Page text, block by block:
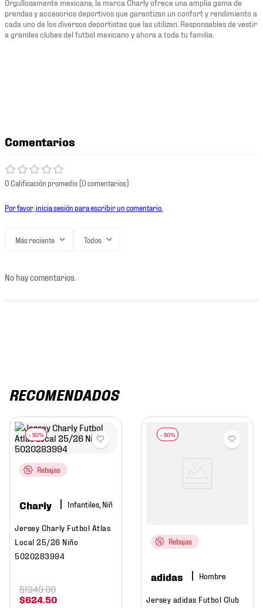
Orgullosamente mexicana, la marca Charly ofrece una amplia gama de
prendas y accesorios deportivos que garantizan un confort y rendimiento a
cada uno de los diversos deportistas que las utilizan. Responsables de vestir
a grandes clubes del futbol mexicano y ahora a toda tu familia.
Comentarios
0 Calificación promedio(0 comentarios)
Por favor, inicia sesión para escribir un comentario.
Más reciente Todos
No hay comentarios.
RECOMENDADOS
Rebajas
Charly Infantiles, Niño
Jersey Charly Futbol Atlas
Local 25/26 Niño
5020283994
$624.50
$1249.00
Rebajas
adidas Hombre
Jersey adidas Futbol Club